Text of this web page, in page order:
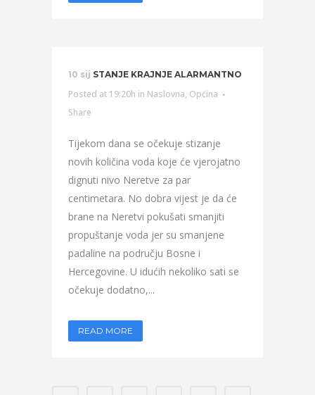
10 sij STANJE KRAJNJE ALARMANTNO
Posted at 19:20h in Naslovna, Općina
Share
Tijekom dana se očekuje stizanje
novih količina voda koje će vjerojatno
dignuti nivo Neretve za par
centimetara. No dobra vijest je da će
brane na Neretvi pokušati smanjiti
propuštanje voda jer su smanjene
padaline na području Bosne i
Hercegovine. U idućih nekoliko sati se
očekuje dodatno,...
READ MORE